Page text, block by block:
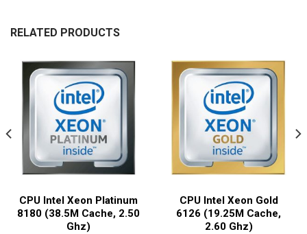
RELATED PRODUCTS
CPU Intel Xeon Platinum
8180 (38.5M Cache, 2.50
Ghz)
CPU Intel Xeon Gold
6126 (19.25M Cache,
2.60 Ghz)